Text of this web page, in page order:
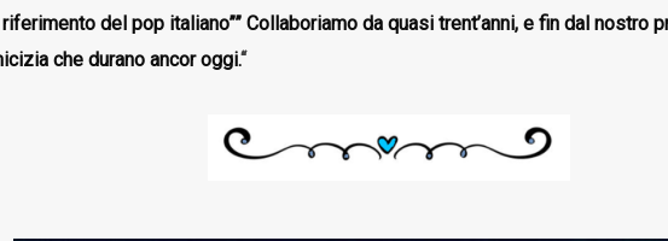
del pop italiano”” Collaboriamo da quasi trent’anni, e fin dal nostro
che durano ancor oggi.“